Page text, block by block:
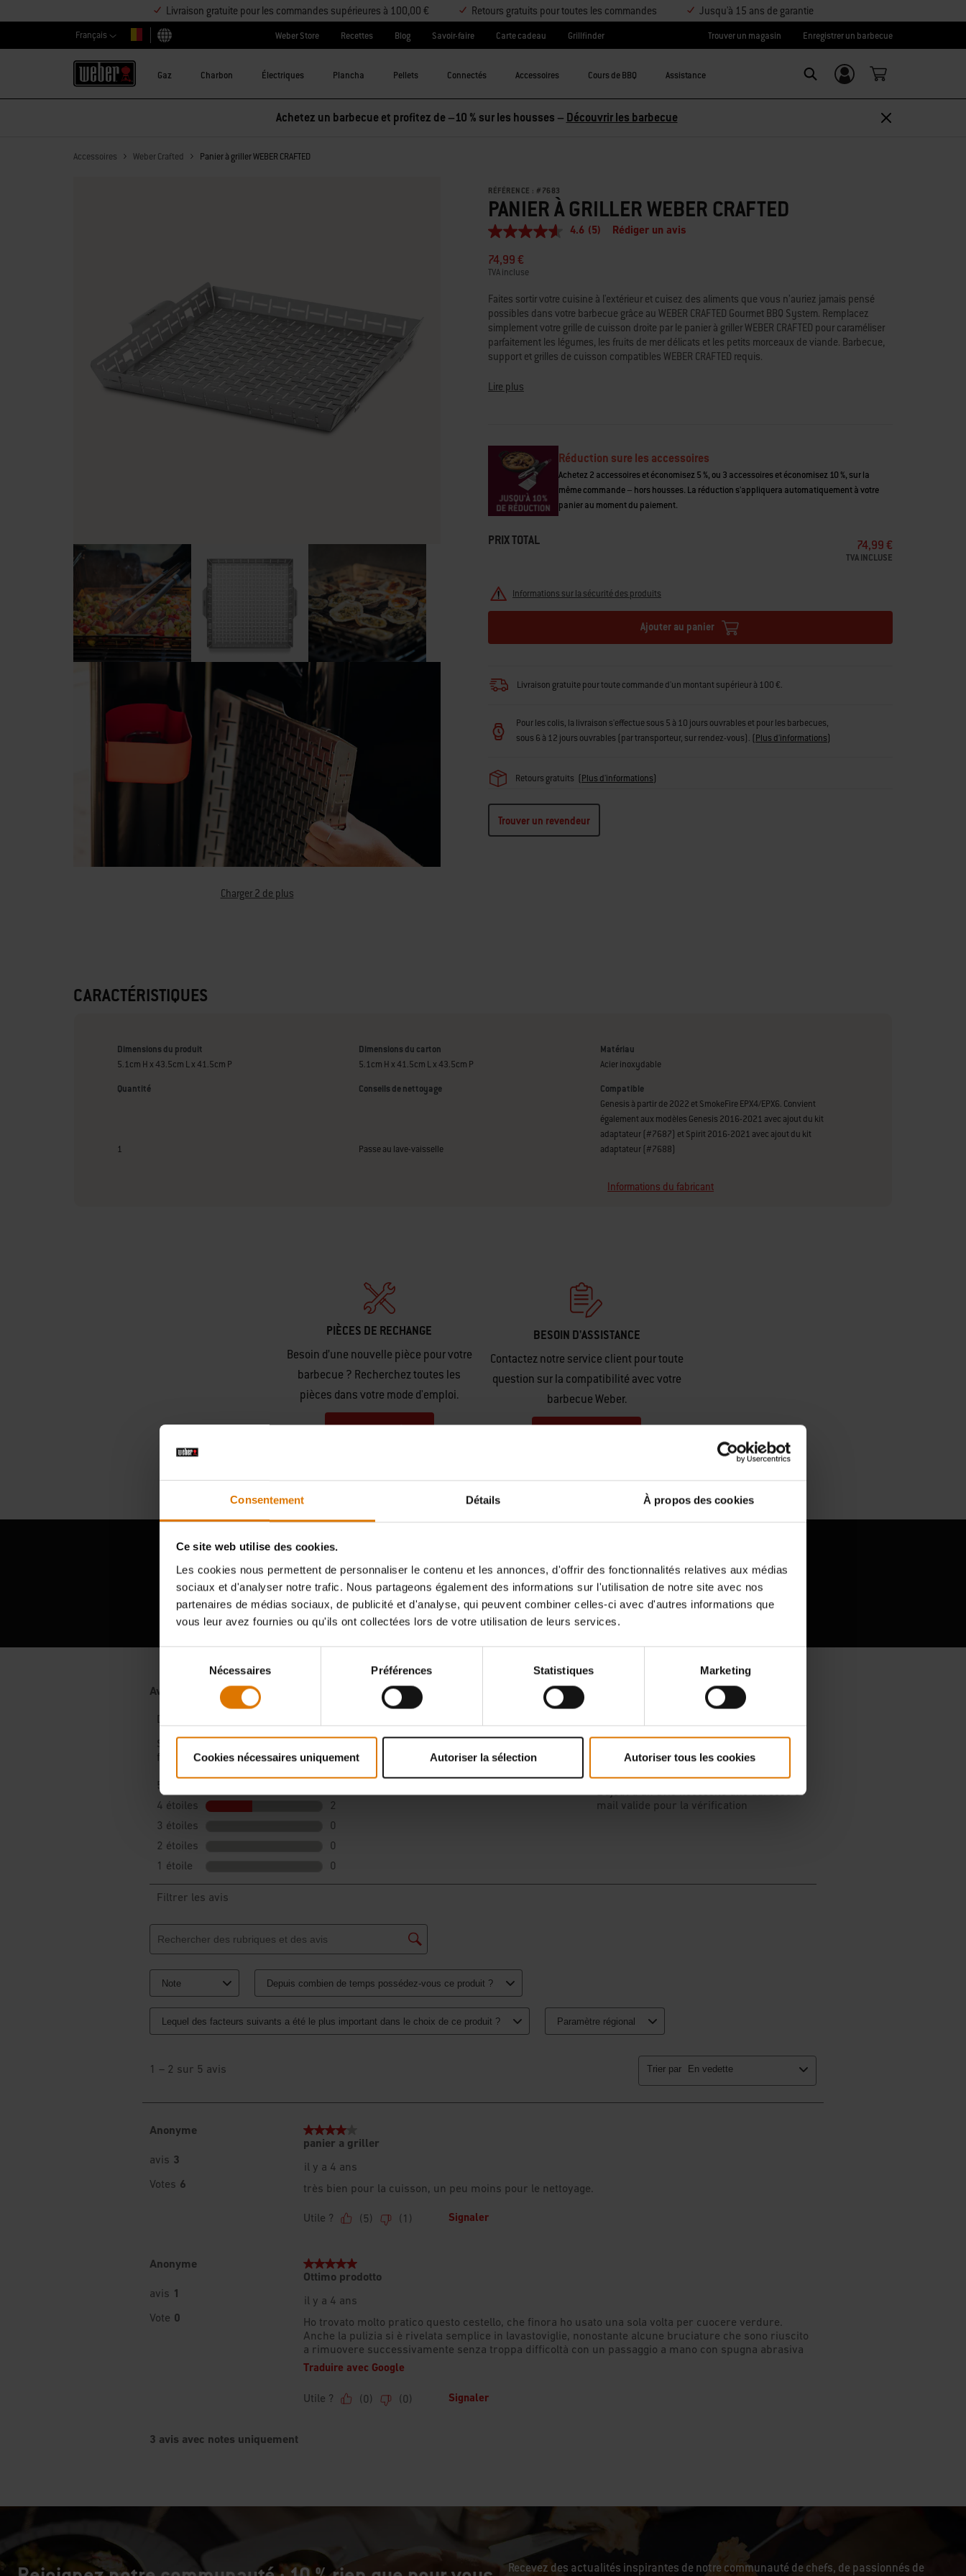
Consentement Détails À propos des cookies
Ce site web utilise des cookies.
Les cookies nous permettent de personnaliser le contenu et les annonces, d'offrir des fonctionnalités relatives aux médias
sociaux et d'analyser notre trafic. Nous partageons également des informations sur l'utilisation de notre site avec nos
partenaires de médias sociaux, de publicité et d'analyse, qui peuvent combiner celles-ci avec d'autres informations que
vous leur avez fournies ou qu'ils ont collectées lors de votre utilisation de leurs services.
consentement
Nécessaires Préférences Statistiques Marketing
Cookies nécessaires uniquement Autoriser la sélection Autoriser tous les cookies
Livraison gratuite pour les commandes supérieures à 100,00 € Retours gratuits pour toutes les commandes Jusqu'à 15 ans de garantie
Français
Choisir un pays
Weber Store Recettes Blog Savoir-faire Carte cadeau Grillfinder Trouver un magasin Enregistrer un barbecue
Gaz Charbon Électriques Plancha Pellets Connectés Accessoires Cours de BBQ Assistance
Se connecter/
S’inscrire
Accessoires Weber Crafted Panier à griller WEBER CRAFTED
Charger 2 de plus
RÉFÉRENCE : # 7683
PANIER À GRILLER WEBER CRAFTED
4.6
sur
5,
de
la
note
moyenne.
Read
5
Reviews.
sur
4.6 (5) Rédiger un avis
74,99 €
TVA incluse
Faites sortir votre cuisine à l'extérieur et cuisez des aliments que vous n’auriez jamais pensé
possibles dans votre barbecue grâce au WEBER CRAFTED Gourmet BBQ System. Remplacez
simplement votre grille de cuisson droite par le panier à griller WEBER CRAFTED pour caraméliser
parfaitement les légumes, les fruits de mer délicats et les petits morceaux de viande. Barbecue,
support et grilles de cuisson compatibles WEBER CRAFTED requis.
• Convient aux modèles Genesis à partir de 2022 et SmokeFire EPX4/EPX6. Convient également
• Support et grilles WEBER CRAFTED requis
• Favorise la circulation de la chaleur pour des légumes parfaitement grillés
• Passe au lave-vaisselle, construction en acier inoxydable
• Confirmez que votre barbecue est compatible avec les ustensiles WEBER CRAFTED
Lire plus
Réduction sure les accessoires
Achetez 2 accessoires et économisez 5 %, ou 3 accessoires et économisez 10 %, sur la
même commande – hors housses. La réduction s'appliquera automatiquement à votre
panier au moment du paiement.
PRIX TOTAL 74,99 €
TVA INCLUSE
Informations sur la sécurité des produits
Ajouter au panier
Livraison gratuite pour toute commande d'un montant supérieur à 100 €.
Pour les colis, la livraison s'effectue sous 5 à 10 jours ouvrables et pour les barbecues,
sous 6 à 12 jours ouvrables (par transporteur, sur rendez-vous). (Plus d'informations)
Retours gratuits (Plus d'informations)
Trouver un revendeur
CARACTÉRISTIQUES
Dimensions du produit
5.1cm H x 43.5cm L x 41.5cm P
Dimensions du carton
5.1cm H x 41.5cm L x 43.5cm P
Matériau
Acier inoxydable
Quantité
1
Conseils de nettoyage
Passe au lave-vaisselle
Compatible
Genesis à partir de 2022 et SmokeFire EPX4/EPX6. Convient
également aux modèles Genesis 2016-2021 avec ajout du kit
adaptateur (#7687) et Spirit 2016-2021 avec ajout du kit
adaptateur (#7688)
Informations du fabricant
PIÈCES DE RECHANGE
Besoin d’une nouvelle pièce pour votre
barbecue ? Recherchez toutes les
pièces dans votre mode d'emploi.
Trouver des pièces
BESOIN D'ASSISTANCE
Contactez notre service client pour toute
question sur la compatibilité avec votre
barbecue Weber.
Témoignages d'autres amateurs de barbecue
Recevez des actualités inspirantes de notre communauté de chefs, de passionnés de